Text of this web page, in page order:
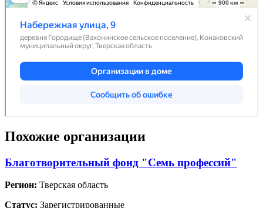
Похожие организации
Благотворительный фонд "Семь профессий"
Регион: Тверская область
Статус: Зарегистрированные